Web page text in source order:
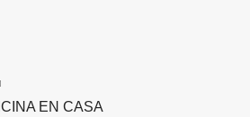
EN CASA